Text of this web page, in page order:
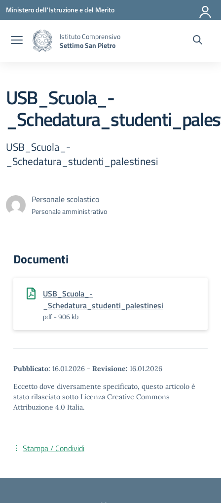
Vai ai contenuti
Vai al menu di navigazione
Vai al footer
Ministero dell'Istruzione e del Merito
Istituto Comprensivo
Settimo San Pietro
USB_Scuola_-
USB_Scuola_-
_Schedatura_studenti_palestinesi
Personale scolastico
Personale amministrativo
Documenti
USB_Scuola_-
_Schedatura_studenti_palestinesi
pdf - 906 kb
Pubblicato: 16.01.2026 - Revisione: 16.01.2026
Eccetto dove diversamente specificato, questo articolo è
stato rilasciato sotto Licenza Creative Commons
Attribuzione 4.0 Italia.
Stampa / Condividi